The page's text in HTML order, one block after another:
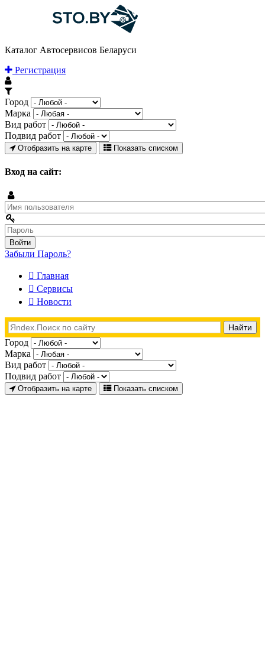
Каталог Автосервисов Беларуси
Регистрация
Город
Марка
Вид работ
Подвид работ
Отобразить на карте Показать списком
Вход на сайт:
Забыли Пароль?
Главная
Сервисы
Новости
Город
Марка
Вид работ
Подвид работ
Отобразить на карте Показать списком